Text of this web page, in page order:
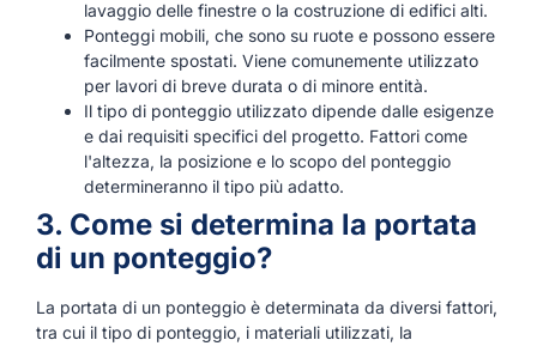
lavaggio delle finestre o la costruzione di edifici alti.
Ponteggi mobili, che sono su ruote e possono essere
facilmente spostati. Viene comunemente utilizzato
per lavori di breve durata o di minore entità.
Il tipo di ponteggio utilizzato dipende dalle esigenze
e dai requisiti specifici del progetto. Fattori come
l'altezza, la posizione e lo scopo del ponteggio
determineranno il tipo più adatto.
3. Come si determina la portata
di un ponteggio?
La portata di un ponteggio è determinata da diversi fattori,
tra cui il tipo di ponteggio, i materiali utilizzati, la